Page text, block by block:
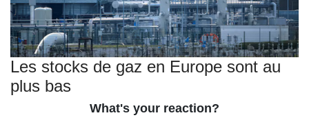
Les stocks de gaz en Europe sont au
plus bas